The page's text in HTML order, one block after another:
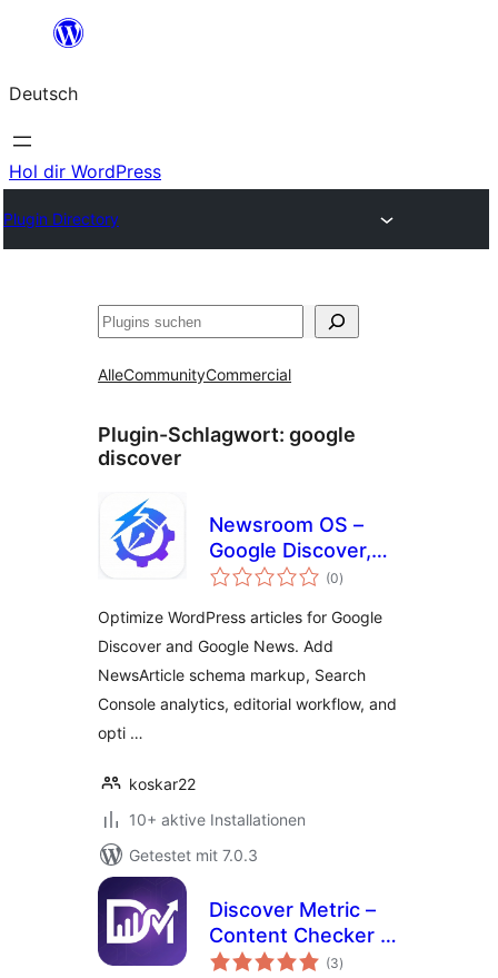
springen
Deutsch
Hol dir WordPress
Plugin Directory
Suchen
AlleCommunityCommercial
Plugin-Schlagwort: google
discover
Newsroom OS –
Google Discover,
Google News,
Workflow
(0Bewertungen
insgesamt
)
Optimize WordPress articles for Google
Discover and Google News. Add
NewsArticle schema markup, Search
Console analytics, editorial workflow, and
opti …
koskar22
10+ aktive Installationen
Getestet mit 7.0.3
Discover Metric –
Content Checker &
Optimizer for
(3Bewertungen
insgesamt
)